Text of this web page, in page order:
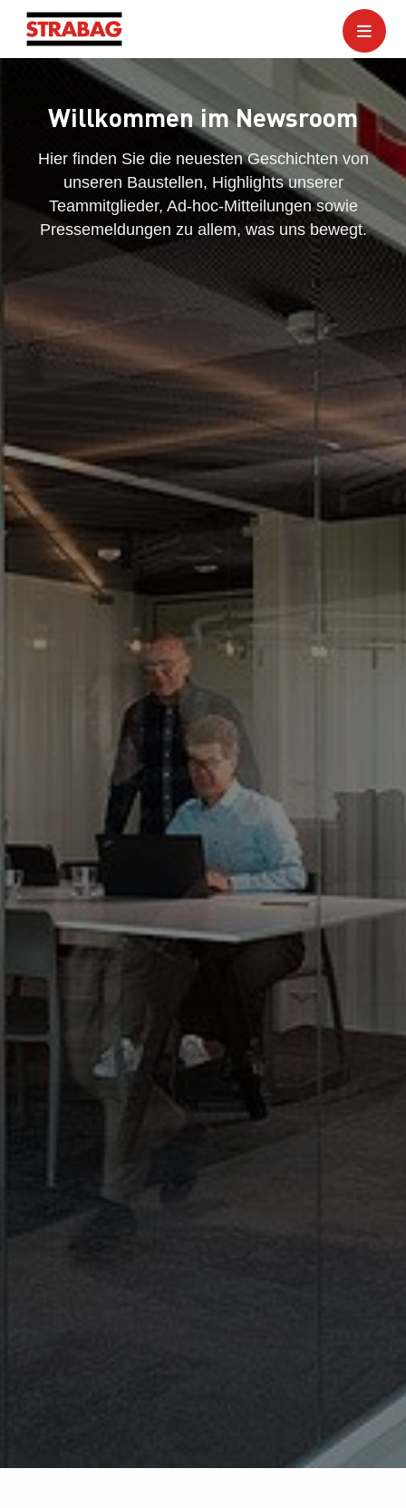
Willkommen im Newsroom
Hier finden Sie die neuesten Geschichten von
unseren Baustellen, Highlights unserer
Teammitglieder, Ad-hoc-Mitteilungen sowie
Pressemeldungen zu allem, was uns bewegt.